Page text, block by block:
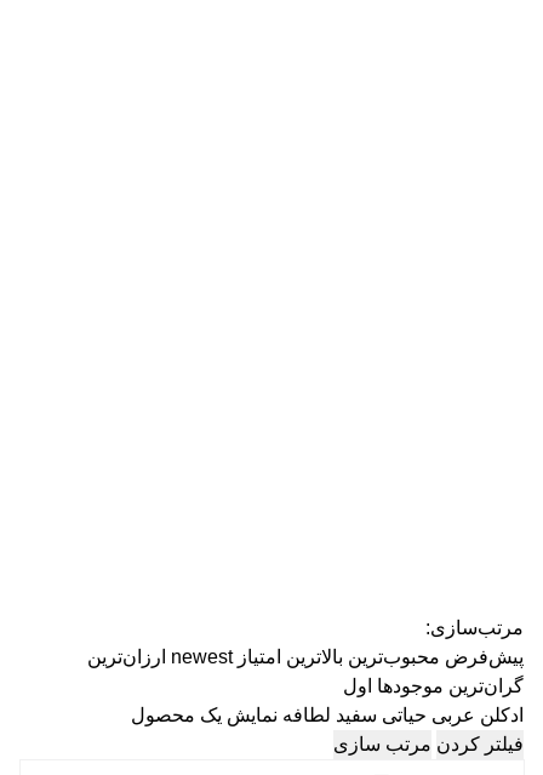
مرتب‌سازی:
پیش‌فرض محبوب‌ترین بالاترین امتیاز newest ارزان‌ترین
گران‌ترین موجودها اول
ادکلن عربی حیاتی سفید لطافه نمایش یک محصول
فیلتر کردن مرتب سازی